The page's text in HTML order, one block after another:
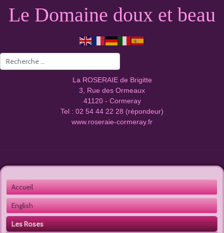
Le Domaine doux et beau
Valider
La ROSERAIE de Brigitte
3, Rue des Ormeaux
41120 - Cormeray
Tel : 02 54 44 22 28 (répondeur)
www.roseraie-cormeray.fr
Accueil
English
Les Roses